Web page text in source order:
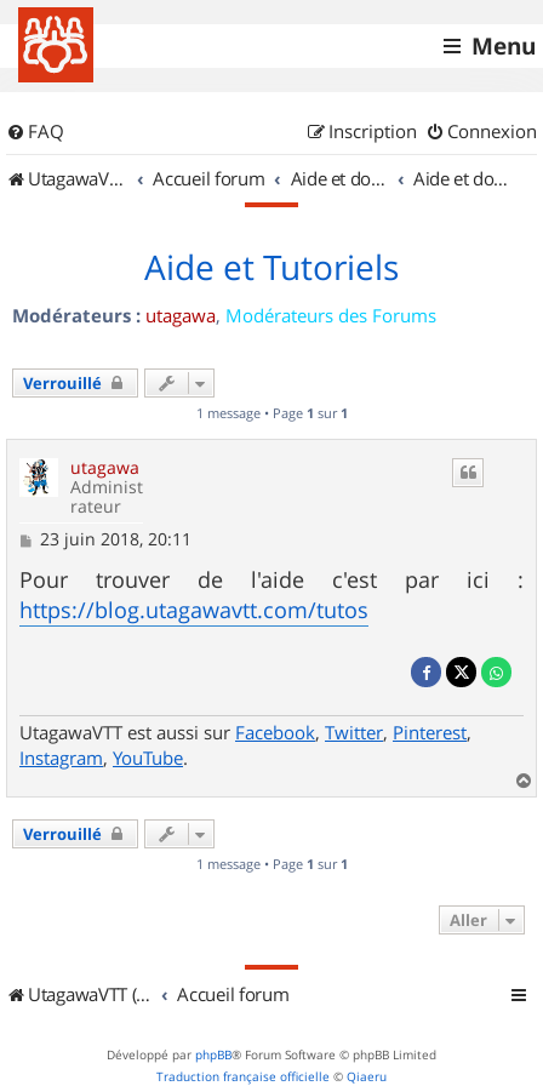
Menu
FAQ Connexion
Inscription
UtagawaVTT (Randos VTT et VTTAE avec traces GPS)
Accueil forum Aide et documentation Aide et documentation
Aide et Tutoriels
Modérateurs : utagawa, Modérateurs des Forums
Verrouillé
1 message • Page 1 sur 1
utagawa
Administ
rateur
M
s
s
a
g
23 juin 2018, 20:11
Pour trouver de l'aide c'est par ici :
https://blog.utagawavtt.com/tutos
UtagawaVTT est aussi sur Facebook, Twitter, Pinterest,
Instagram, YouTube.
a
Verrouillé
1 message • Page 1 sur 1
Aller
UtagawaVTT (Randos VTT et VTTAE avec traces GPS) Accueil forum
Développé par phpBB® Forum Software © phpBB Limited
Traduction française officielle © Qiaeru